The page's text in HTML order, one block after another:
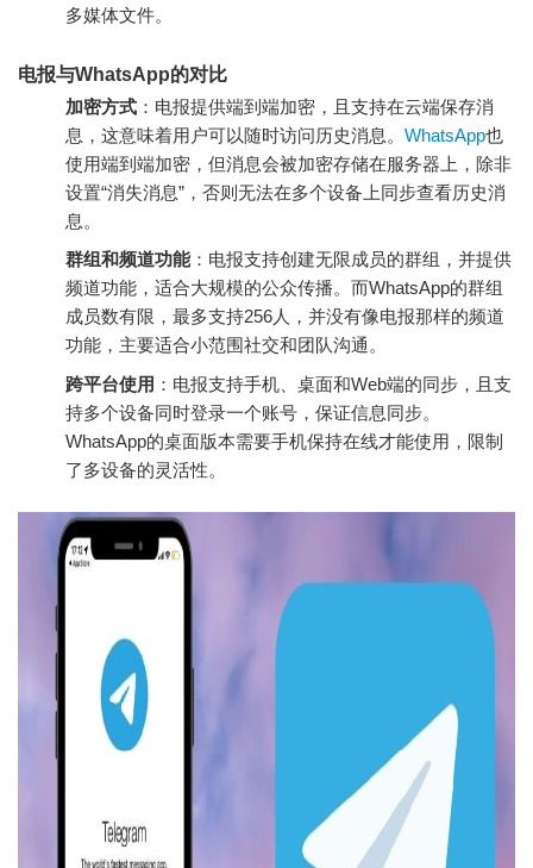
多媒体文件。
电报与WhatsApp的对比
加密方式 ：电报提供端到端加密，且支持在云端保存消
息，这意味着用户可以随时访问历史消息。 WhatsApp也
使用端到端加密，但消息会被加密存储在服务器上，除非
设置“消失消息”，否则无法在多个设备上同步查看历史消
息。
群组和频道功能：电报支持创建无限成员的群组，并提供
频道功能，适合大规模的公众传播。而WhatsApp的群组
成员数有限，最多支持256人，并没有像电报那样的频道
功能，主要适合小范围社交和团队沟通。
跨平台使用 ：电报支持手机、桌面和Web端的同步，且支
持多个设备同时登录一个账号，保证信息同步。
WhatsApp的桌面版本需要手机保持在线才能使用，限制
了多设备的灵活性。